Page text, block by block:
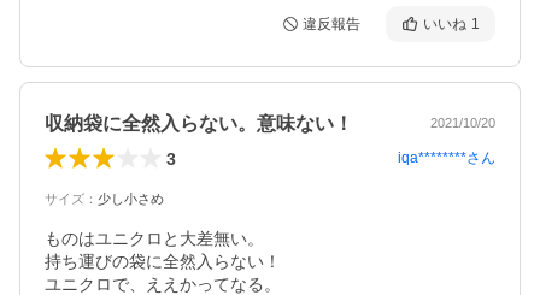
違反報告 いいね 1
収納袋に全然入らない。意味ない！ 2021/10/20
3 iqa********さん
サイズ ： 少し小さめ
ものはユニクロと大差無い。
持ち運びの袋に全然入らない！
ユニクロで、ええかってなる。